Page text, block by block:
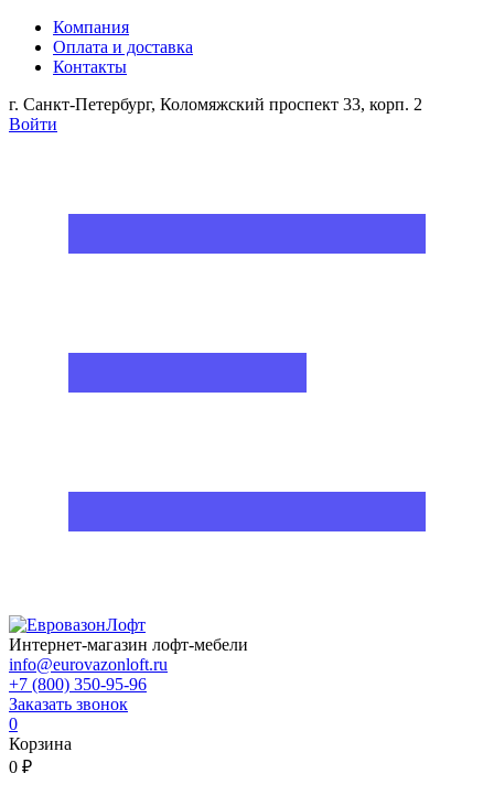
Компания
Оплата и доставка
Контакты
г. Санкт-Петербург, Коломяжский проспект 33, корп. 2
Войти
Интернет-магазин лофт-мебели
info@eurovazonloft.ru
+7 (800) 350-95-96
Заказать звонок
0
Корзина
0 ₽